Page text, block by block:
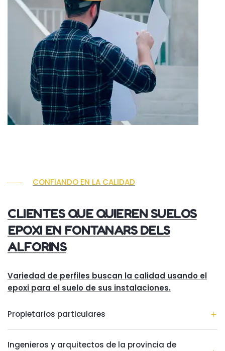
CONFIANDO EN LA CALIDAD
CLIENTES QUE QUIEREN SUELOS
EPOXI EN FONTANARS DELS
ALFORINS
Variedad de perfiles buscan la calidad usando el
epoxi para el suelo de sus instalaciones.
Propietarios particulares
Ingenieros y arquitectos de la provincia de